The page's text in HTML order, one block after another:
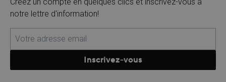
notre lettre d'information!
Inscrivez-vous